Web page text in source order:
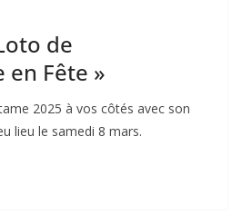
de
en Fête »
2025 à vos côtés avec son
lieu le samedi 8 mars.